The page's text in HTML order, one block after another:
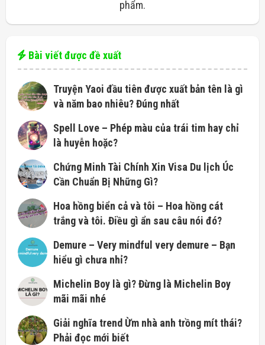
phẩm.
Bài viết được đề xuất
Truyện Yaoi đầu tiên được xuất bản tên là gì
và năm bao nhiêu? Đúng nhất
Spell Love – Phép màu của trái tim hay chỉ
là huyễn hoặc?
Chứng Minh Tài Chính Xin Visa Du lịch Úc
Cần Chuẩn Bị Những Gì?
Hoa hồng biển cả và tôi – Hoa hồng cát
trắng và tôi. Điều gì ẩn sau câu nói đó?
Demure – Very mindful very demure – Bạn
hiểu gì chưa nhỉ?
Michelin Boy là gì? Đừng là Michelin Boy
mãi mãi nhé
Giải nghĩa trend Ừm nhà anh trồng mít thái?
Phải đọc mới biết